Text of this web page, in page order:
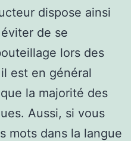
dispose ainsi
de se
lors des
est en général
la majorité des
Aussi, si vous
mots dans la langue